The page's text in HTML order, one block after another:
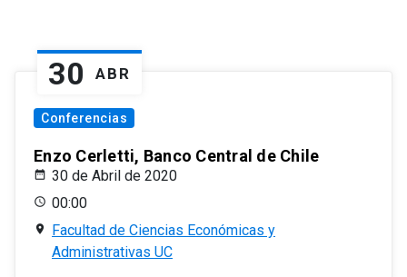
30 ABR
Conferencias
Enzo Cerletti, Banco Central de Chile
30 de Abril de 2020
00:00
Facultad de Ciencias Económicas y
Administrativas UC